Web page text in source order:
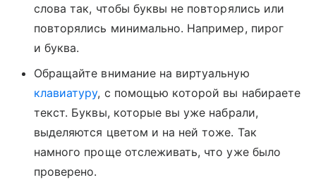
слова так, чтобы буквы не повторялись или
повторялись минимально. Например, пирог
и буква.
Обращайте внимание на виртуальную
клавиатуру, с помощью которой вы набираете
текст. Буквы, которые вы уже набрали,
выделяются цветом и на ней тоже. Так
намного проще отслеживать, что уже было
проверено.